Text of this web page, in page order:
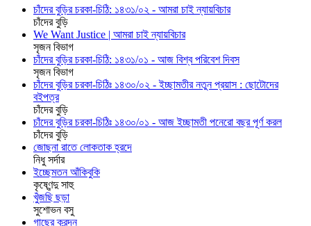
চাঁদের বুড়ির চরকা-চিঠি: ১৪৩১/০২ - আমরা চাই ন্যায়বিচার
চাঁদের বুড়ি
We Want Justice | আমরা চাই ন্যায়বিচার
সৃজন বিভাগ
চাঁদের বুড়ির চরকা-চিঠি: ১৪৩১/০১ - আজ বিশ্ব পরিবেশ দিবস
সৃজন বিভাগ
চাঁদের বুড়ির চরকা-চিঠিঃ ১৪৩০/০২ - ইচ্ছামতীর নতুন প্রয়াস : ছোটোদের
বইপত্র
চাঁদের বুড়ি
চাঁদের বুড়ির চরকা-চিঠিঃ ১৪৩০/০১ - আজ ইচ্ছামতী পনেরো বছর পূর্ণ করল
চাঁদের বুড়ি
জোছনা রাতে লোকতাক হ্রদে
নিধু সর্দার
ইচ্ছেমতন আঁকিবুকি
কৃষ্ণেন্দু সাহু
খুঁজছি ছড়া
সুশোভন বসু
গাছের ক্রন্দন